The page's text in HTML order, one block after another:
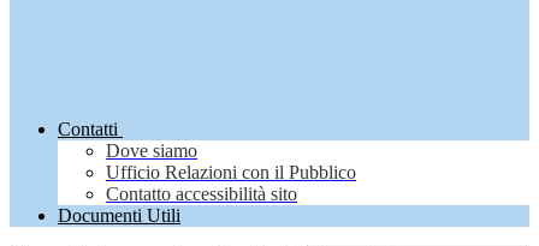
Contatti
Dove siamo
Ufficio Relazioni con il Pubblico
Contatto accessibilità sito
Documenti Utili